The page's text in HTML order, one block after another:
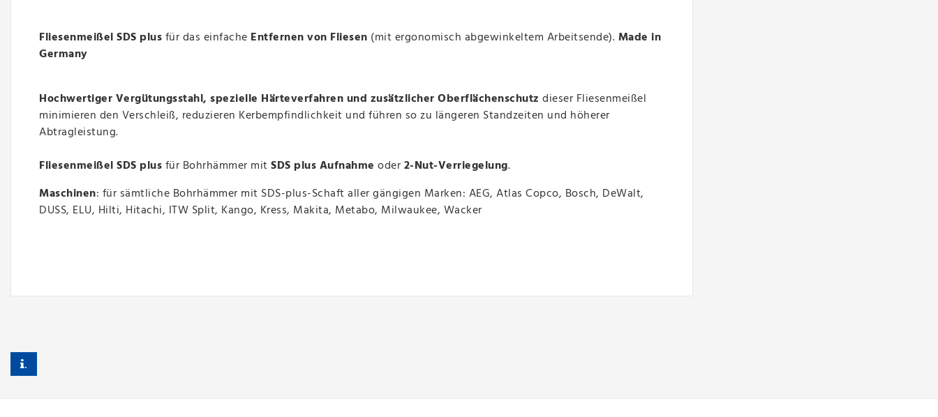
Fliesenmeißel SDS plusfür das einfache Entfernen von Fliesen (mit ergonomisch abgewinkeltem Arbeitsende).Made in
Germany
Hochwertiger Vergütungsstahl, spezielle Härteverfahren und zusätzlicher Oberflächenschutz dieser Fliesenmeißel
minimieren den Verschleiß, reduzieren Kerbempfindlichkeit und führen so zu längeren Standzeiten und höherer
Abtragleistung.
Fliesenmeißel SDS plusfür Bohrhämmer mitSDS plus Aufnahme oder2-Nut-Verriegelung.
Maschinen: für sämtliche Bohrhämmer mit SDS-plus-Schaftaller gängigen Marken: AEG, Atlas Copco, Bosch, DeWalt,
DUSS, ELU, Hilti, Hitachi, ITW Split, Kango, Kress, Makita, Metabo, Milwaukee, Wacker